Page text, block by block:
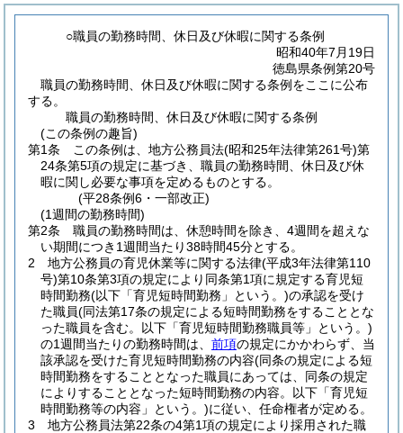
○職員の勤務時間、休日及び休暇に関する条例
昭和40年7月19日
徳島県条例第20号
職員の勤務時間、休日及び休暇に関する条例をここに公布
する。
職員の勤務時間、休日及び休暇に関する条例
(この条例の趣旨)
第1条
この条例は、地方公務員法(昭和25年法律第261号)第
24条第5項の規定に基づき、職員の勤務時間、休日及び休
暇に関し必要な事項を定めるものとする。
(平28条例6・一部改正)
(1週間の勤務時間)
第2条
職員の勤務時間は、休憩時間を除き、4週間を超えな
い期間につき1週間当たり38時間45分とする。
2
地方公務員の育児休業等に関する法律(平成3年法律第110
号)第10条第3項の規定により同条第1項に規定する育児短
時間勤務(以下「育児短時間勤務」という。)の承認を受け
た職員(同法第17条の規定による短時間勤務をすることとな
った職員を含む。以下「育児短時間勤務職員等」という。)
の1週間当たりの勤務時間は、 前項の規定にかかわらず、当
該承認を受けた育児短時間勤務の内容(同条の規定による短
時間勤務をすることとなった職員にあっては、同条の規定
によりすることとなった短時間勤務の内容。以下「育児短
時間勤務等の内容」という。)に従い、任命権者が定める。
3
地方公務員法第22条の4第1項の規定により採用された職